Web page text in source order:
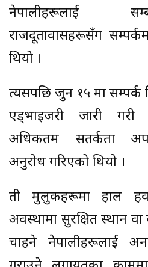
नेपालीहरूलाई
राजदूतावासहरूसँग
थियो ।
त्यसपछि जुन १५ मा सम्पर्क
एड्भाइजरी जारी गरी
अधिकतम सतर्कता
अनुरोध गरिएको थियो ।
ती मुलुकहरूमा हाल
अवस्थामा सुरक्षित स्थान
चाहने नेपालीहरूलाई